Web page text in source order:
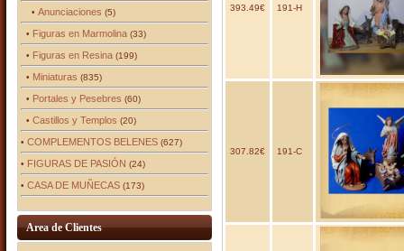
• Anunciaciones (5)
• Figuras en Marmolina(33)
• Figuras en Resina(199)
• Miniaturas (835)
• Portales y Pesebres (60)
• Castillos y Templos (20)
• COMPLEMENTOS BELENES(627)
• FIGURAS DE PASIÓN (24)
• CASA DE MUÑECAS(173)
Area de Clientes
393.49€ 191-H
307.82€ 191-C